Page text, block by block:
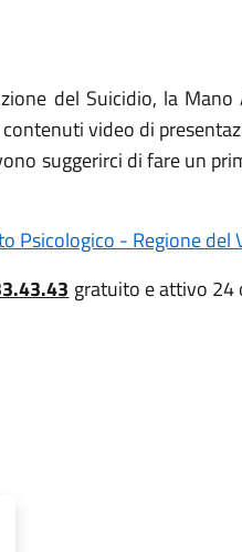
del Suicidio, la Mano
video di
suggerirci di fare un
Psicologico - Regione del
gratuito e attivo 24